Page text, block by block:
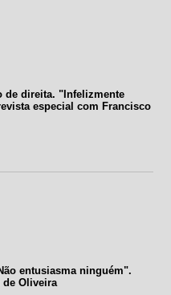
de direita. "Infelizmente
especial com Francisco
entusiasma ninguém".
de Oliveira